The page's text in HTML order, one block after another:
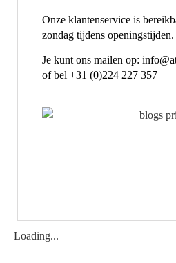
Onze klantenservice is
zondag tijdens openingstijden.
Je kunt ons mailen op:
of bel +31 (0)224 227 357
Loading...